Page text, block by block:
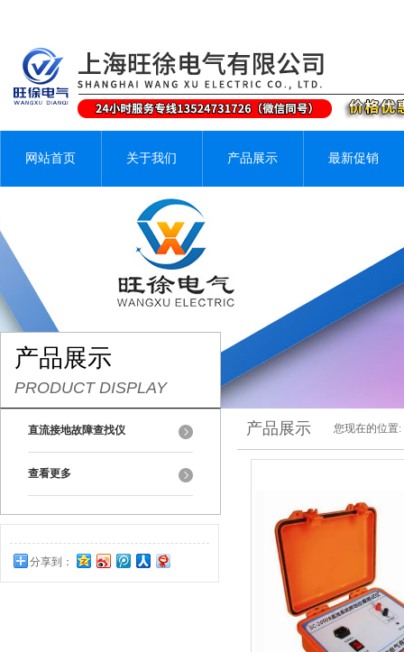
网站首页 关于我们 产品展示 最新促销
产品展示
PRODUCT DISPLAY
直流接地故障查找仪
查看更多
分享到：
产品展示 您现在的位置: